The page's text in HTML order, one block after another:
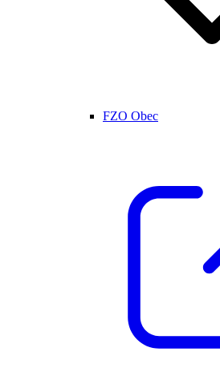
FZO Obec